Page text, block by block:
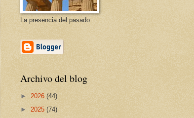
La presencia del pasado
Archivo del blog
► 2026 (44)
► 2025 (74)